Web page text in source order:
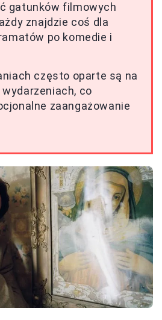
gatunków filmowych
znajdzie coś dla
po komedie i
często oparte są na
co
zaangażowanie